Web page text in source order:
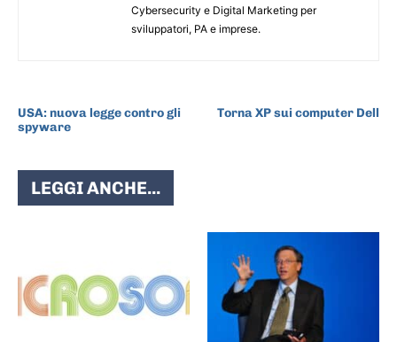
Cybersecurity e Digital Marketing per
sviluppatori, PA e imprese.
USA: nuova legge contro gli
spyware
Torna XP sui computer Dell
LEGGI ANCHE...